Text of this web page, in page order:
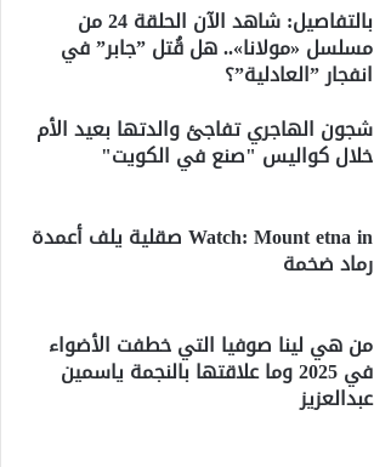
بالتفاصيل: شاهد الآن الحلقة 24 من
مسلسل «مولانا».. هل قُتل ”جابر” في
انفجار ”العادلية”؟
شجون الهاجري تفاجئ والدتها بعيد الأم
خلال كواليس "صنع في الكويت"
Watch: Mount etna in صقلية يلف أعمدة
رماد ضخمة
من هي لينا صوفيا التي خطفت الأضواء
في 2025 وما علاقتها بالنجمة ياسمين
عبدالعزيز